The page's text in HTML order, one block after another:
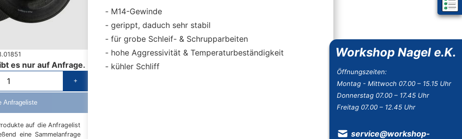
Mein
Workshop Nagel e.K.
Öffnungszeiten:
Montag - Mittwoch 07.00 – 15.15 Uhr
Donnerstag 07.00 – 17.45 Uhr
Freitag 07.00 – 12.45 Uhr
service@workshop-
es nur auf Anfrage.
+
Anfrageliste
auf die Anfragelist
eine Sammelanfrage
M14-Gewinde
gerippt, daduch sehr stabil
für grobe Schleif- & Schrupparbeiten
hohe Aggressivität & Temperaturbeständigkeit
kühler Schliff